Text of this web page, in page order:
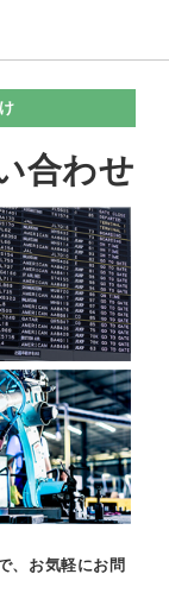
合わせ
、お気軽にお問